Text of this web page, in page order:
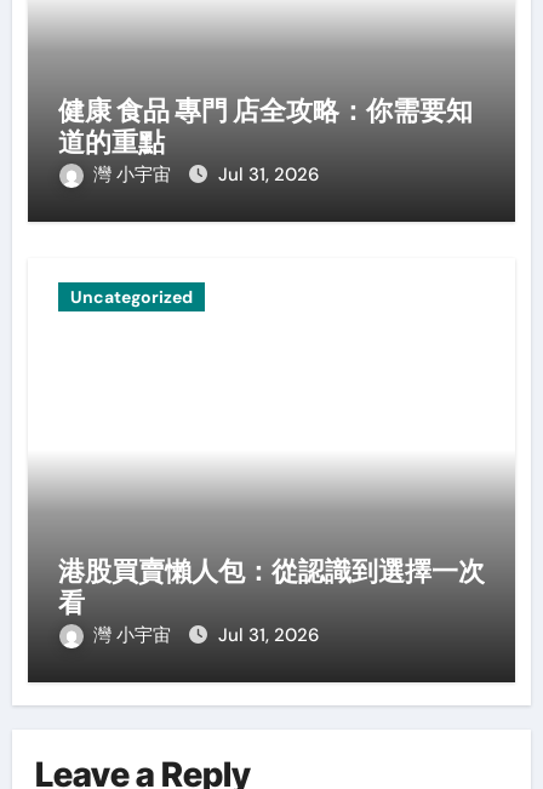
健康 食品 專門 店全攻略：你需要知
道的重點
灣 小宇宙 Jul 31, 2026
Uncategorized
港股買賣懶人包：從認識到選擇一次
看
灣 小宇宙 Jul 31, 2026
Leave a Reply